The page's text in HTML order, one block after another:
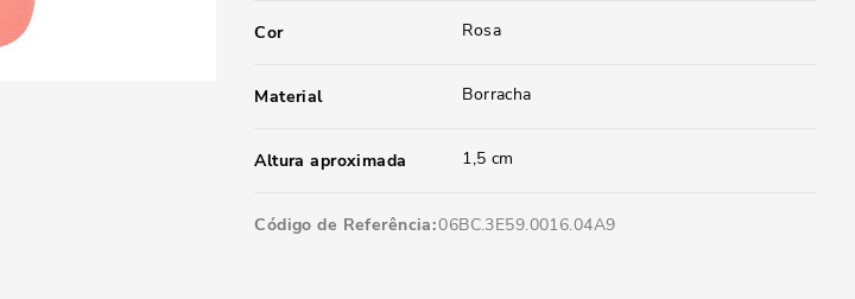
Cor Rosa
Material Borracha
Altura aproximada 1,5 cm
Código de Referência 06BC.3E59.0016.04A9